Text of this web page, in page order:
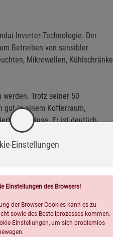
Inverter-Technologie. Der
Betreiben von sensibler
Mikrowellen, Kühlschränke
Trotz seiner 50
gut in einem Kofferraum,
Gehäuse. Er ist deutlich
Motor kann entweder per
werden.
werden. Das Notstromaggregat
ausgestattet. Der
vor Fehlbedienung und
Einstellungen
Einstellungen des Browsers!
der Browser-Cookies kann es zu
sowie des Bestellprozesses kommen.
Einstellungen, um sich problemlos